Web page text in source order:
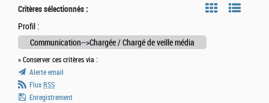
Critères sélectionnés :
Profil :
Communication-->Chargée / Chargé de veille média
» Conserver ces critères via :
Alerte email
Flux RSS
Enregistrement